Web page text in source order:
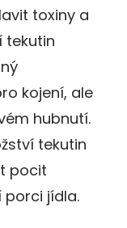
toxiny a
tekutin
kojení, ale
hubnutí.
tekutin
pocit
porci jídla.